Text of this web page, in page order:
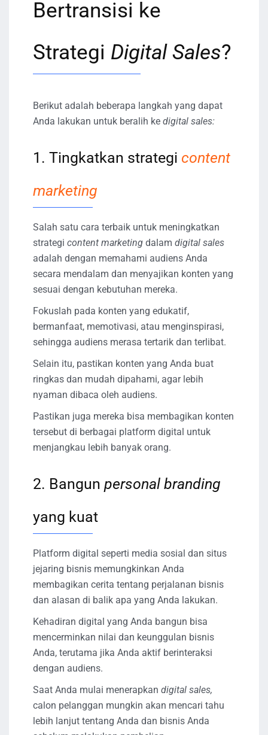
Bertransisi ke
Strategi Digital Sales?
Berikut adalah beberapa langkah yang dapat
Anda lakukan untuk beralih ke digital sales:
1. Tingkatkan strategi content
marketing
Salah satu cara terbaik untuk meningkatkan
strategi content marketing dalam digital sales
adalah dengan memahami audiens Anda
secara mendalam dan menyajikan konten yang
sesuai dengan kebutuhan mereka.
Fokuslah pada konten yang edukatif,
bermanfaat, memotivasi, atau menginspirasi,
sehingga audiens merasa tertarik dan terlibat.
Selain itu, pastikan konten yang Anda buat
ringkas dan mudah dipahami, agar lebih
nyaman dibaca oleh audiens.
Pastikan juga mereka bisa membagikan konten
tersebut di berbagai platform digital untuk
menjangkau lebih banyak orang.
2. Bangun personal branding
yang kuat
Platform digital seperti media sosial dan situs
jejaring bisnis memungkinkan Anda
membagikan cerita tentang perjalanan bisnis
dan alasan di balik apa yang Anda lakukan.
Kehadiran digital yang Anda bangun bisa
mencerminkan nilai dan keunggulan bisnis
Anda, terutama jika Anda aktif berinteraksi
dengan audiens.
Saat Anda mulai menerapkan digital sales,
calon pelanggan mungkin akan mencari tahu
lebih lanjut tentang Anda dan bisnis Anda